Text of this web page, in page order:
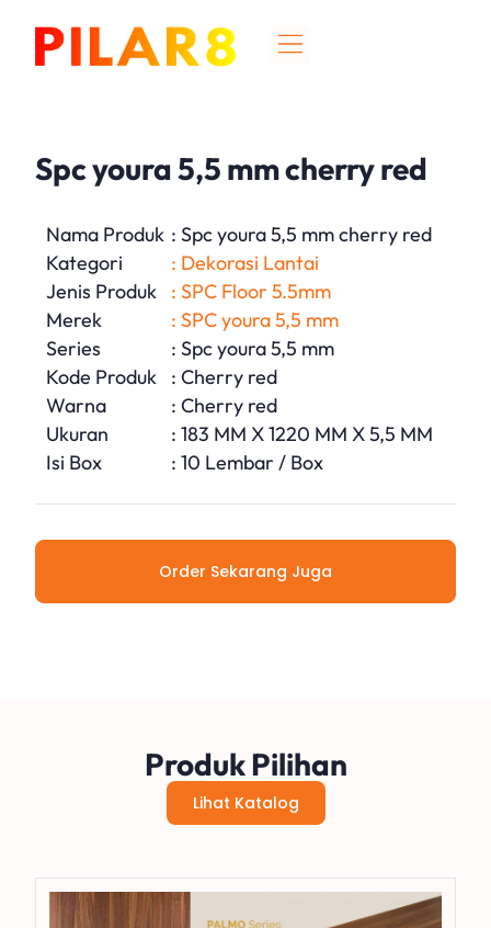
Spc youra 5,5 mm cherry red
Nama Produk : Spc youra 5,5 mm cherry red
Kategori
: Dekorasi Lantai
Jenis Produk
: SPC Floor 5.5mm
Merek
: SPC youra 5,5 mm
Series
: Spc youra 5,5 mm
Kode Produk
: Cherry red
Warna
: Cherry red
Ukuran
: 183 MM X 1220 MM X 5,5 MM
Isi Box
: 10 Lembar / Box
Order Sekarang Juga
Produk Pilihan
Lihat Katalog